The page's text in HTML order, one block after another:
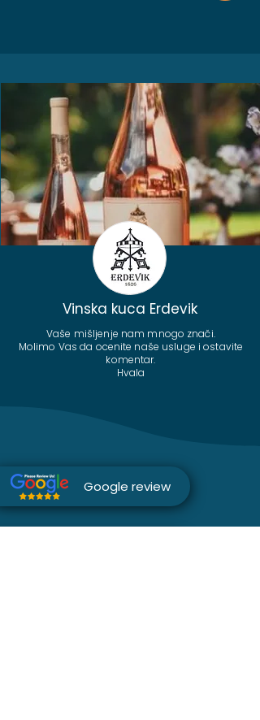
Vinska kuca Erdevik
Vaše mišljenje nam mnogo znači.
Molimo Vas da ocenite naše usluge i ostavite
komentar.
Hvala
Google review